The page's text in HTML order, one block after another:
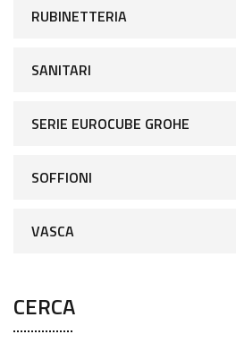
RUBINETTERIA
SANITARI
SERIE EUROCUBE GROHE
SOFFIONI
VASCA
CERCA